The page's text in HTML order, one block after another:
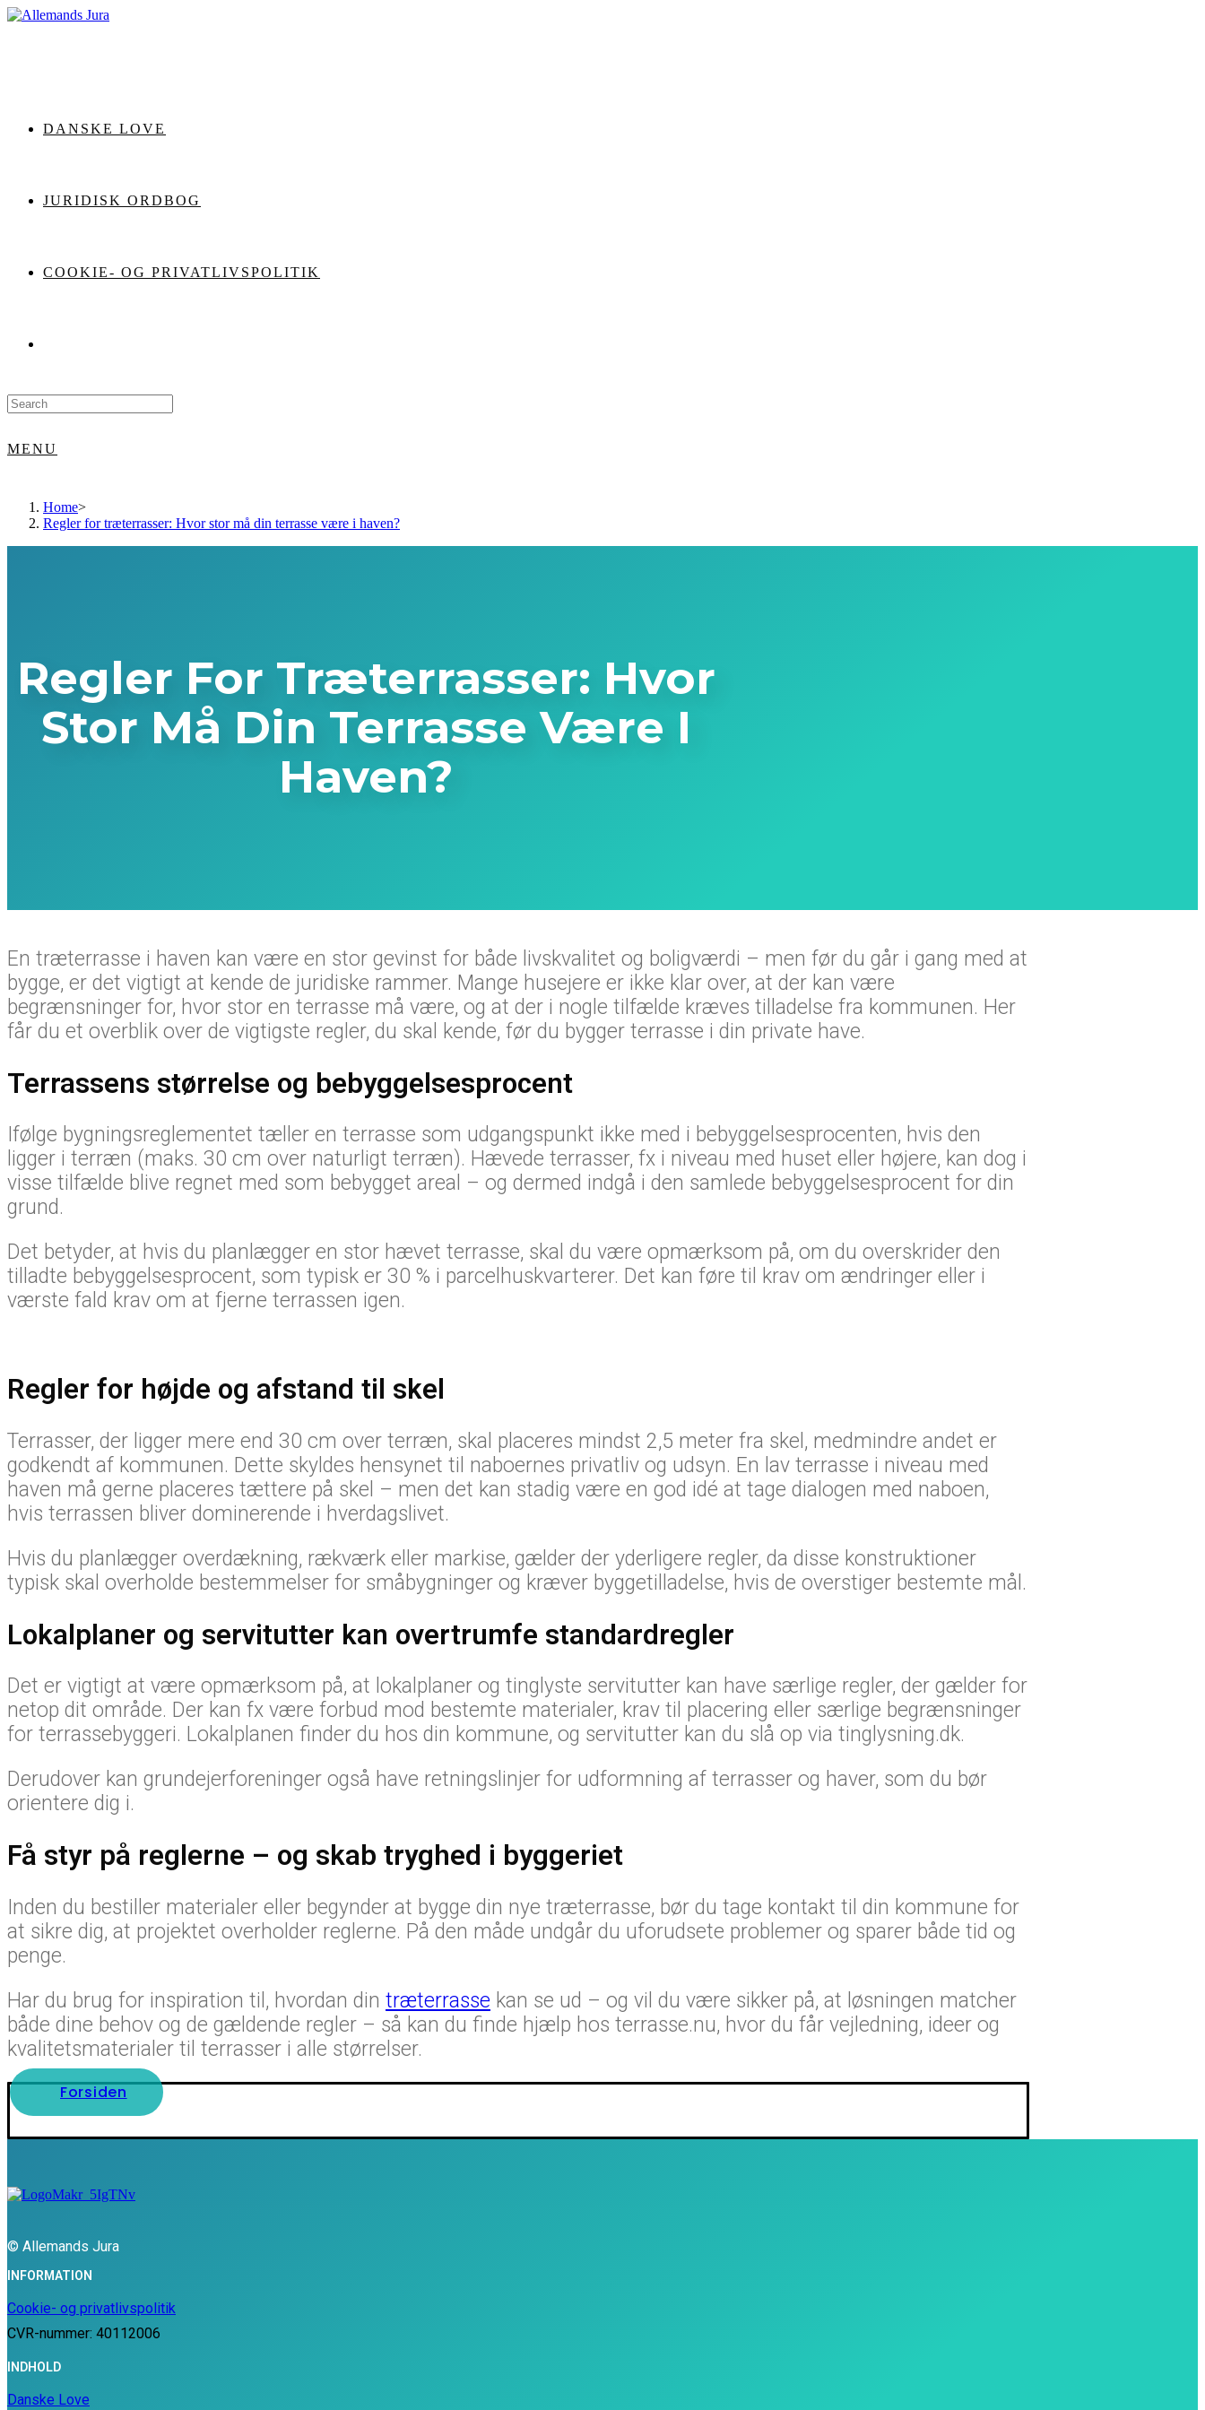
Skip
DANSKE LOVE
JURIDISK ORDBOG
COOKIE- OG PRIVATLIVSPOLITIK
Search
for:
MENU
Home>
Regler for træterrasser: Hvor stor må din terrasse være i haven?
Regler For Træterrasser: Hvor
Stor Må Din Terrasse Være I
Haven?
En træterrasse i haven kan være en stor gevinst for både livskvalitet og boligværdi – men før du går i gang med at
bygge, er det vigtigt at kende de juridiske rammer. Mange husejere er ikke klar over, at der kan være
begrænsninger for, hvor stor en terrasse må være, og at der i nogle tilfælde kræves tilladelse fra kommunen. Her
får du et overblik over de vigtigste regler, du skal kende, før du bygger terrasse i din private have.
Terrassens størrelse og bebyggelsesprocent
Ifølge bygningsreglementet tæller en terrasse som udgangspunkt ikke med i bebyggelsesprocenten, hvis den
ligger i terræn (maks. 30 cm over naturligt terræn). Hævede terrasser, fx i niveau med huset eller højere, kan dog i
visse tilfælde blive regnet med som bebygget areal – og dermed indgå i den samlede bebyggelsesprocent for din
grund.
Det betyder, at hvis du planlægger en stor hævet terrasse, skal du være opmærksom på, om du overskrider den
tilladte bebyggelsesprocent, som typisk er 30 % i parcelhuskvarterer. Det kan føre til krav om ændringer eller i
værste fald krav om at fjerne terrassen igen.
Regler for højde og afstand til skel
Terrasser, der ligger mere end 30 cm over terræn, skal placeres mindst 2,5 meter fra skel, medmindre andet er
godkendt af kommunen. Dette skyldes hensynet til naboernes privatliv og udsyn. En lav terrasse i niveau med
haven må gerne placeres tættere på skel – men det kan stadig være en god idé at tage dialogen med naboen,
hvis terrassen bliver dominerende i hverdagslivet.
Hvis du planlægger overdækning, rækværk eller markise, gælder der yderligere regler, da disse konstruktioner
typisk skal overholde bestemmelser for småbygninger og kræver byggetilladelse, hvis de overstiger bestemte mål.
Lokalplaner og servitutter kan overtrumfe standardregler
Det er vigtigt at være opmærksom på, at lokalplaner og tinglyste servitutter kan have særlige regler, der gælder for
netop dit område. Der kan fx være forbud mod bestemte materialer, krav til placering eller særlige begrænsninger
for terrassebyggeri. Lokalplanen finder du hos din kommune, og servitutter kan du slå op via tinglysning.dk.
Derudover kan grundejerforeninger også have retningslinjer for udformning af terrasser og haver, som du bør
orientere dig i.
Få styr på reglerne – og skab tryghed i byggeriet
Inden du bestiller materialer eller begynder at bygge din nye træterrasse, bør du tage kontakt til din kommune for
at sikre dig, at projektet overholder reglerne. På den måde undgår du uforudsete problemer og sparer både tid og
penge.
Har du brug for inspiration til, hvordan din træterrasse kan se ud – og vil du være sikker på, at løsningen matcher
både dine behov og de gældende regler – så kan du finde hjælp hos terrasse.nu, hvor du får vejledning, ideer og
kvalitetsmaterialer til terrasser i alle størrelser.
Forsiden
© Allemands Jura
INFORMATION
Cookie- og privatlivspolitik
CVR-nummer: 40112006
INDHOLD
Danske Love